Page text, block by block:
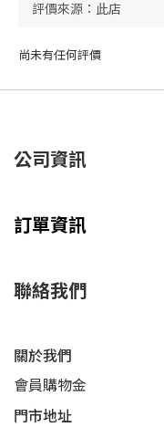
尚未有任何評價
公司資訊
訂單資訊
聯絡我們
關於我們
會員購物金
門市地址